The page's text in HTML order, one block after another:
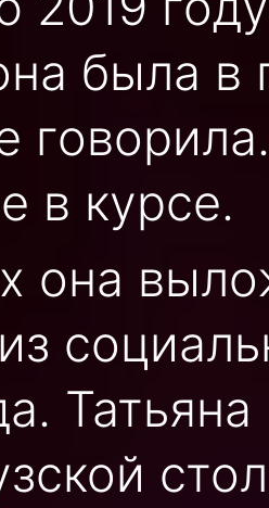
была
в курсе.
она